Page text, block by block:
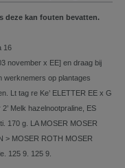
deze kan fouten bevatten.
16
november x EE] en draag bij
werknemers op plantages
Lt tag re Ke’ ELETTER EE x G
Melk hazelnootpraline, ES
170 g. LA MOSER MOSER
> MOSER ROTH MOSER
125 9. 125 9.